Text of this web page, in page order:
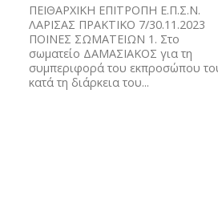
ΠΕΙΘΑΡΧΙΚΗ ΕΠΙΤΡΟΠΗ Ε.Π.Σ.Ν.
ΛΑΡΙΣΑΣ ΠΡΑΚΤΙΚΟ 7/30.11.2023
ΠΟΙΝΕΣ ΣΩΜΑΤΕΙΩΝ 1. Στο
σωματείο ΔΑΜΑΣΙΑΚΟΣ για τη
συμπεριφορά του εκπροσώπου
κατά τη διάρκεια του...